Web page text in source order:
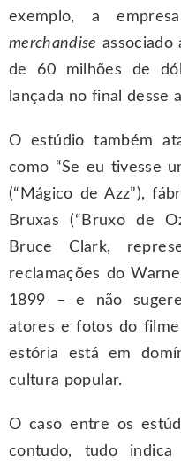
exemplo, a
merchandise associado
de 60 milhões de
lançada no final desse
O estúdio também
como “Se eu tivesse
(“Mágico de Azz”),
Bruxas (“Bruxo de
Bruce Clark,
reclamações do
1899 – e não
atores e fotos do
estória está em
cultura popular.
O caso entre os
contudo, tudo